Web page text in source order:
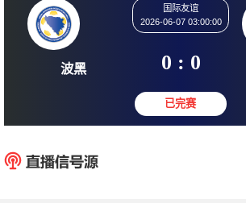
国际友谊
0 : 0